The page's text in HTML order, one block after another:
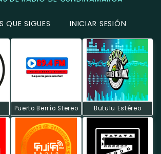
QUE SIGUES INICIAR SESIÓN
Puerto Berrío Stereo Butulu Estéreo